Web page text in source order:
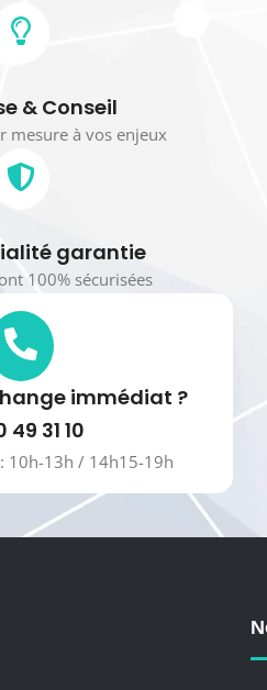
& Conseil
mesure à vos enjeux
garantie
100% sécurisées
immédiat ?
49 31 10
10h-13h / 14h15-19h